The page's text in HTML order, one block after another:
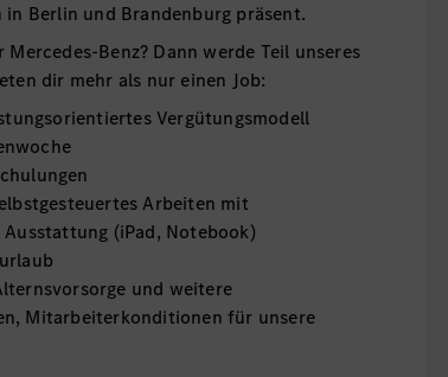
Berlin und Brandenburg präsent.
Benz? Dann werde Teil unseres
dir mehr als nur einen Job:
Vergütungsmodell
Arbeiten mit
(iPad, Notebook)
und weitere
Mitarbeiterkonditionen für unsere